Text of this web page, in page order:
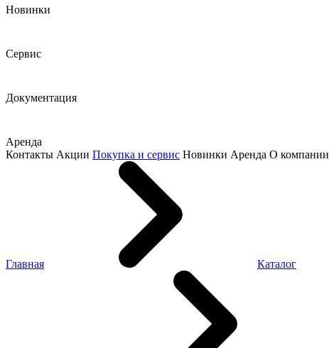
Новинки
Сервис
Документация
Аренда
Контакты Акции Покупка и сервис Новинки Аренда О компании
Главная Каталог